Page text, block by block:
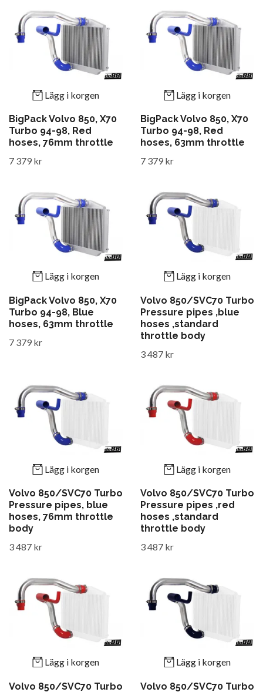
Lägg i korgen
BigPack Volvo 850, X70
Turbo 94-98, Red
hoses, 76mm throttle
7 379 kr
Lägg i korgen
BigPack Volvo 850, X70
Turbo 94-98, Red
hoses, 63mm throttle
7 379 kr
Lägg i korgen
BigPack Volvo 850, X70
Turbo 94-98, Blue
hoses, 63mm throttle
7 379 kr
Lägg i korgen
Volvo 850/SVC70 Turbo
Pressure pipes ,blue
hoses ,standard
throttle body
3 487 kr
Lägg i korgen
Volvo 850/SVC70 Turbo
Pressure pipes, blue
hoses, 76mm throttle
body
3 487 kr
Lägg i korgen
Volvo 850/SVC70 Turbo
Pressure pipes ,red
hoses ,standard
throttle body
3 487 kr
Lägg i korgen
Volvo 850/SVC70 Turbo
Lägg i korgen
Volvo 850/SVC70 Turbo